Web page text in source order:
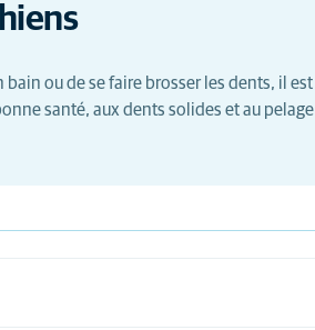
ou de se faire brosser les dents, il est
santé, aux dents solides et au pelage